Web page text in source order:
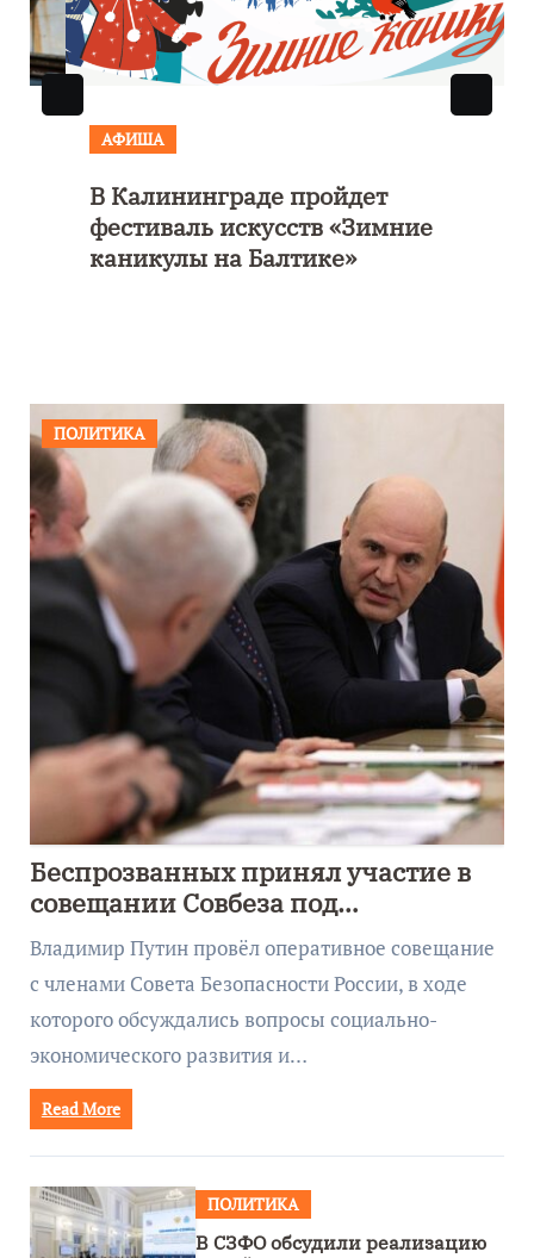
АФИША
В Калининграде пройдет
фестиваль искусств «Зимние
каникулы на Балтике»
ПОЛИТИКА
Беспрозванных принял участие в
совещании Совбеза под
руководством Путина
Владимир Путин провёл оперативное совещание
с членами Совета Безопасности России, в ходе
которого обсуждались вопросы социально-
экономического развития и…
Read More
ПОЛИТИКА
В СЗФО обсудили реализацию